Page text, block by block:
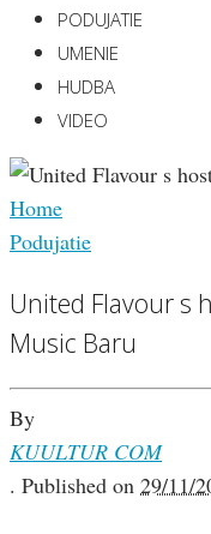
PODUJATIE
UMENIE
HUDBA
VIDEO
Home
Podujatie
United Flavour s
Music Baru
By
KUULTUR COM
. Published on 29/11/